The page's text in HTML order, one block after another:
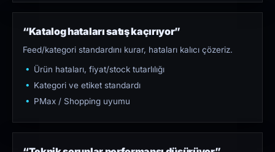
“Katalog hataları satış kaçırıyor”
Feed/kategori standardını kurar, hataları kalıcı çözeriz.
Ürün hataları, fiyat/stock tutarlılığı
Kategori ve etiket standardı
PMax / Shopping uyumu